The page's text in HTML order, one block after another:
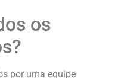
os
por uma equipe